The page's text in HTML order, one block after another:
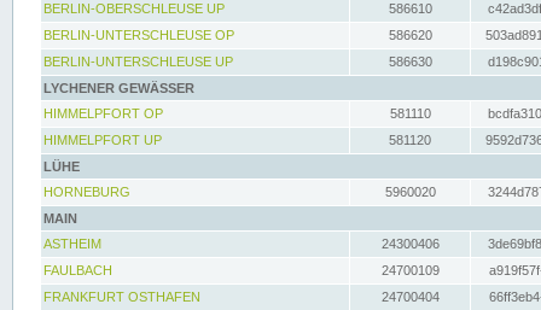
BERLIN-OBERSCHLEUSE UP
586610
BERLIN-UNTERSCHLEUSE OP
586620
BERLIN-UNTERSCHLEUSE UP
586630
LYCHENER GEWÄSSER
HIMMELPFORT OP
581110
HIMMELPFORT UP
581120
LÜHE
HORNEBURG
5960020
MAIN
ASTHEIM
24300406
FAULBACH
24700109
FRANKFURT OSTHAFEN
24700404